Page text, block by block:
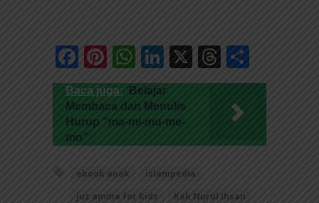
Facebook
Pinterest
WhatsApp
LinkedIn
X Threads
Baca juga:
Belajar
Membaca dan Menulis
Hurup “ma-mi-mu-me-
mo”
ebook anak
islampedia
juz amma for kids
Kak Nurul Ihsan